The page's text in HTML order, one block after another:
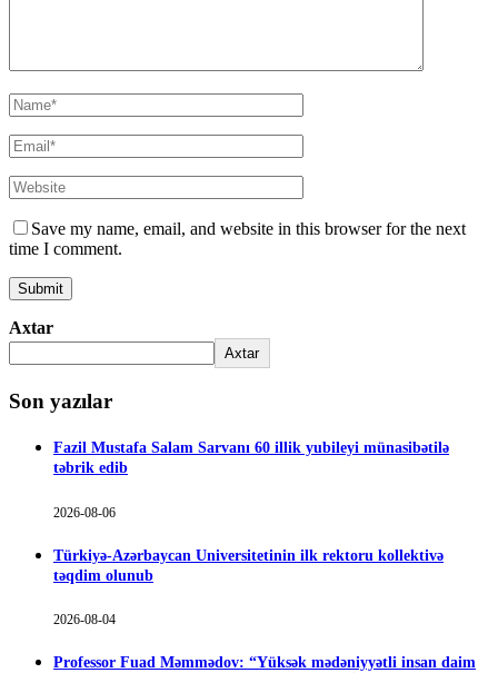
Save my name, email, and website in this browser for the next
time I comment.
Axtar
Axtar
Son yazılar
Fazil Mustafa Salam Sarvanı 60 illik yubileyi münasibətilə
təbrik edib
2026-08-06
Türkiyə-Azərbaycan Universitetinin ilk rektoru kollektivə
təqdim olunub
2026-08-04
Professor Fuad Məmmədov: “Yüksək mədəniyyətli insan daim